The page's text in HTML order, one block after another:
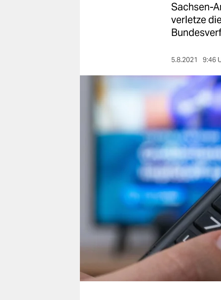
berlin
nord
wahrheit
veranstaltungen
fragen & hilfe
unterstützen
genossenschaft
Sachsen-
verletze
5.8.2021 9:46